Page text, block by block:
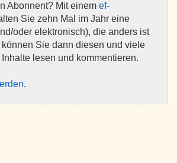
Abonnent? Mit einem ef-
Sie zehn Mal im Jahr eine
oder elektronisch), die anders ist
Sie dann diesen und viele
lesen und kommentieren.
.